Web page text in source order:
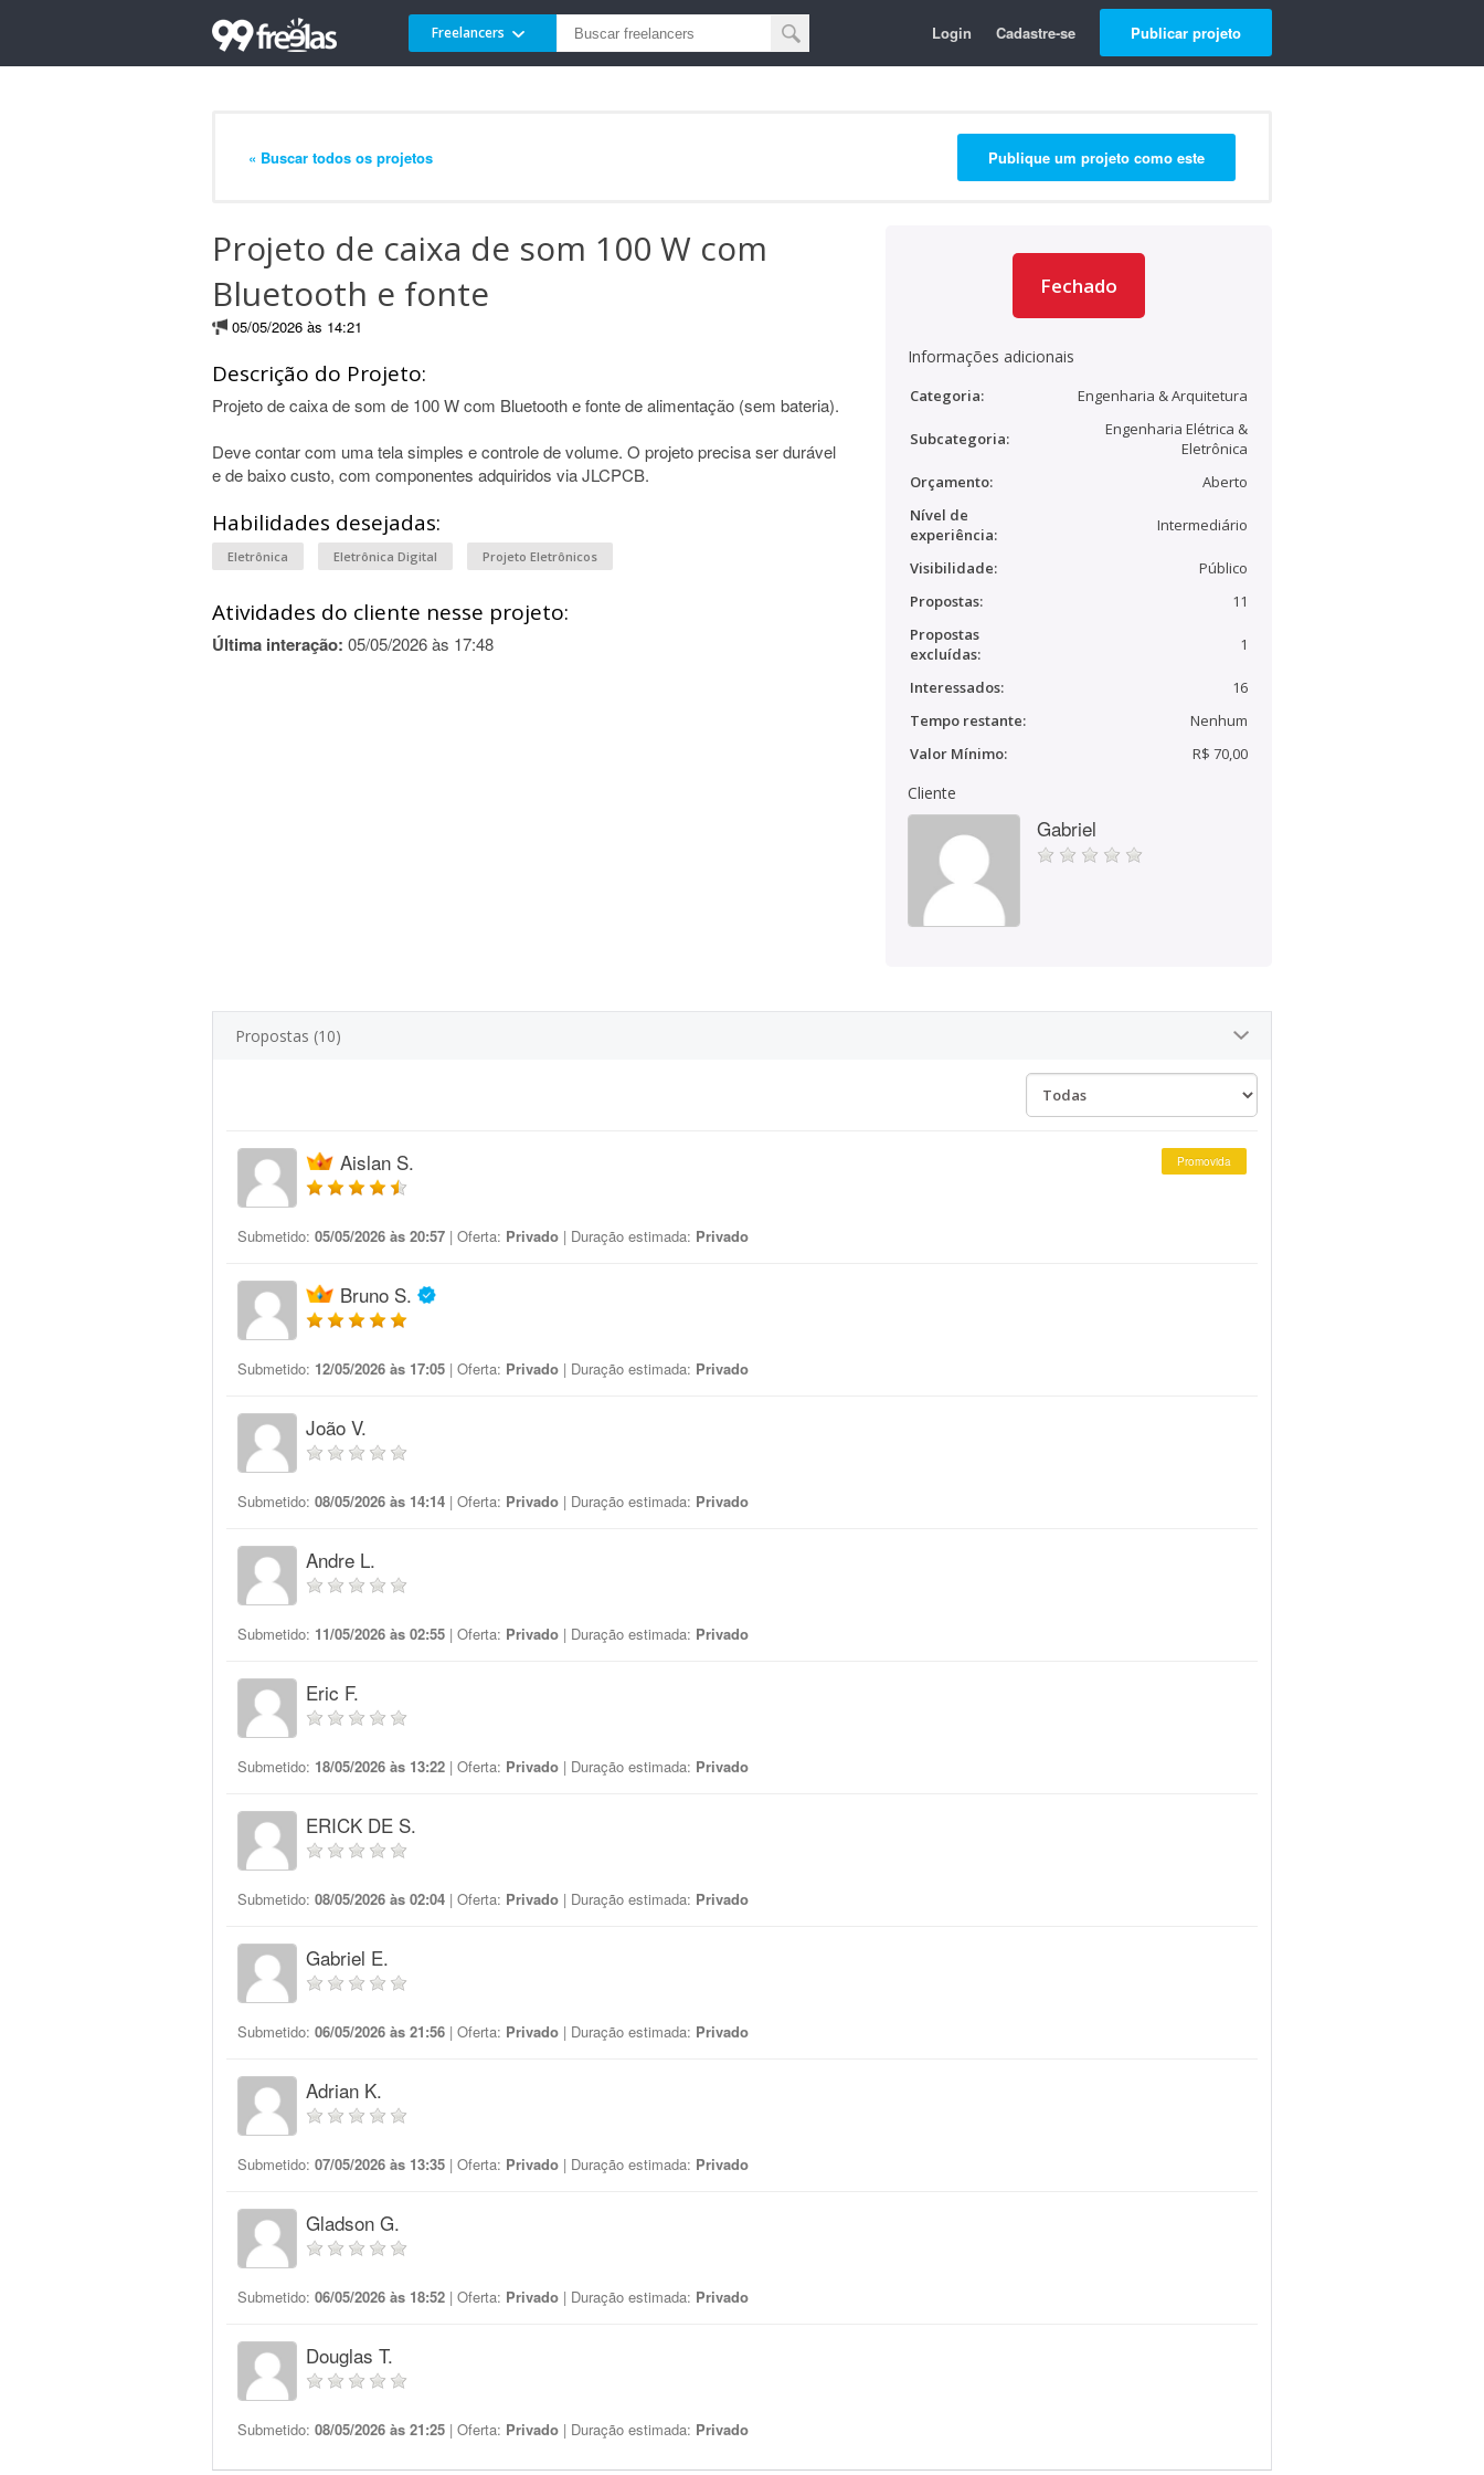
Freelancers Login Cadastre-se Publicar projeto
« Buscar todos os projetos Publique um projeto como este
Projeto de caixa de som 100 W com
Bluetooth e fonte
05/05/2026 às 14:21
Descrição do Projeto:
Projeto de caixa de som de 100 W com Bluetooth e fonte de alimentação (sem bateria).
Deve contar com uma tela simples e controle de volume. O projeto precisa ser durável
e de baixo custo, com componentes adquiridos via JLCPCB.
Habilidades desejadas:
Eletrônica Eletrônica Digital Projeto Eletrônicos
Atividades do cliente nesse projeto:
Última interação: 05/05/2026 às 17:48
Fechado
Informações adicionais
Categoria: Engenharia & Arquitetura
Subcategoria:
Engenharia Elétrica &
Eletrônica
Orçamento:
Aberto
Nível de
experiência:
Intermediário
Visibilidade:
Público
Propostas:
11
Propostas
excluídas:
1
Interessados:
16
Tempo restante:
Nenhum
Valor Mínimo:
R$ 70,00
Cliente
Gabriel
Propostas (10)
Aislan S. Promovida
Submetido: 05/05/2026 às 20:57 | Oferta: Privado | Duração estimada: Privado
Bruno S.
Submetido: 12/05/2026 às 17:05 | Oferta: Privado | Duração estimada: Privado
João V.
Submetido: 08/05/2026 às 14:14 | Oferta: Privado | Duração estimada: Privado
Andre L.
Submetido: 11/05/2026 às 02:55 | Oferta: Privado | Duração estimada: Privado
Eric F.
Submetido: 18/05/2026 às 13:22 | Oferta: Privado | Duração estimada: Privado
ERICK DE S.
Submetido: 08/05/2026 às 02:04 | Oferta: Privado | Duração estimada: Privado
Gabriel E.
Submetido: 06/05/2026 às 21:56 | Oferta: Privado | Duração estimada: Privado
Adrian K.
Submetido: 07/05/2026 às 13:35 | Oferta: Privado | Duração estimada: Privado
Gladson G.
Submetido: 06/05/2026 às 18:52 | Oferta: Privado | Duração estimada: Privado
Douglas T.
Submetido: 08/05/2026 às 21:25 | Oferta: Privado | Duração estimada: Privado